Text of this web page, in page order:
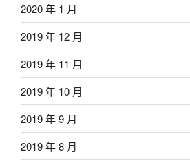
2020 年 1 月
2019 年 12 月
2019 年 11 月
2019 年 10 月
2019 年 9 月
2019 年 8 月